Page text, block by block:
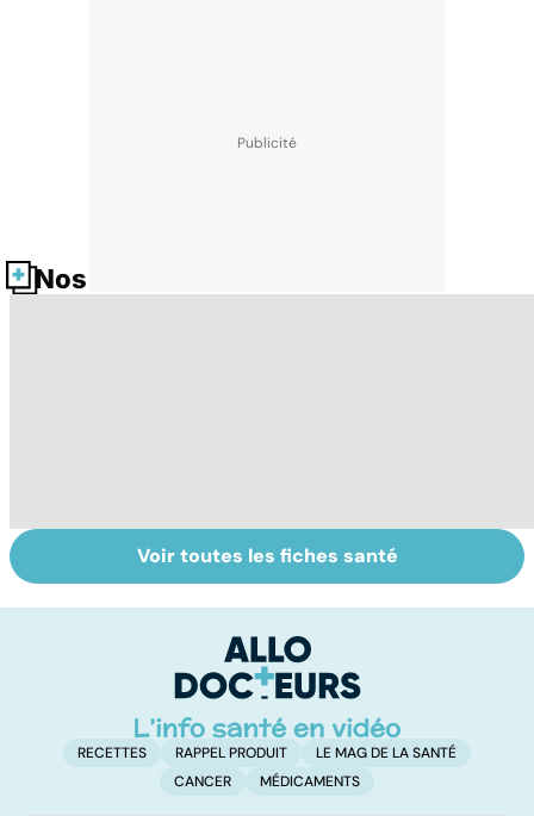
Nos fiches santé
Comment
maîtriser le
Accident
vasculaire
également
touché
Voir toutes les fiches santé
RECETTES RAPPEL PRODUIT
LE MAG DE LA SANTÉ
CANCER
MÉDICAMENTS